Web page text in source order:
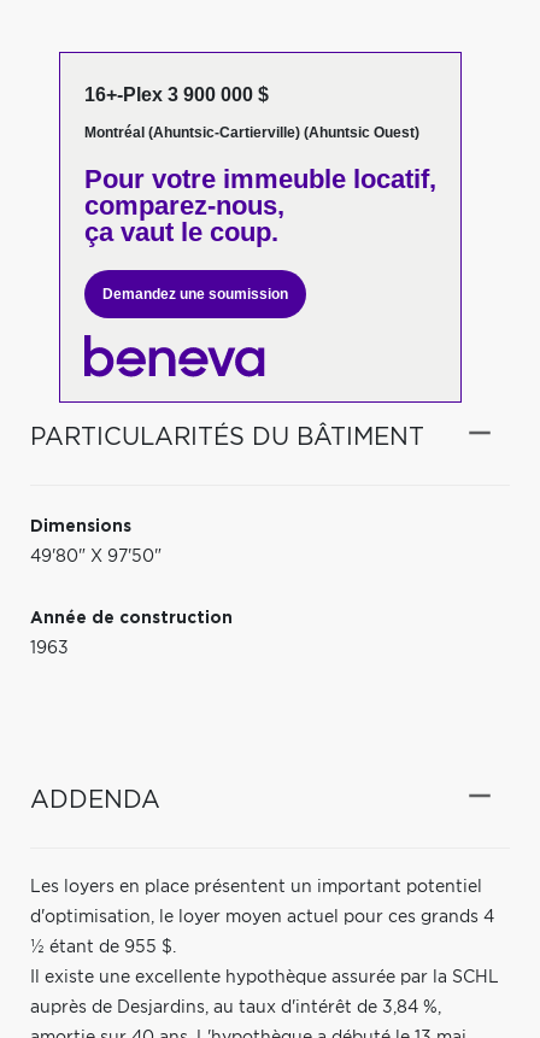
16+-Plex 3 900 000 $
Montréal (Ahuntsic-Cartierville) (Ahuntsic Ouest)
Pour votreimmeuble locatif,
comparez-nous,
ça vaut le coup.
Demandez une soumission
PARTICULARITÉS DU BÂTIMENT
Dimensions
49'80" X 97'50"
Année de construction
1963
ADDENDA
Les loyers en place présentent un important potentiel
d'optimisation, le loyer moyen actuel pour ces grands 4
½ étant de 955 $.
Il existe une excellente hypothèque assurée par la SCHL
auprès de Desjardins, au taux d'intérêt de 3,84 %,